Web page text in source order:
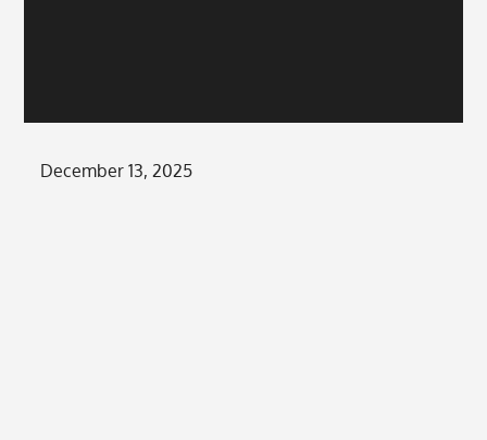
Posted
December 13, 2025